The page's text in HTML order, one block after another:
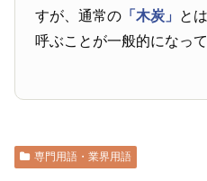
すが、通常の 「木炭」 と
呼ぶことが一般的になって
専門用語・業界用語